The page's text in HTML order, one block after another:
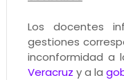
Los docentes
gestiones
inconformidad a
Veracruz y a la